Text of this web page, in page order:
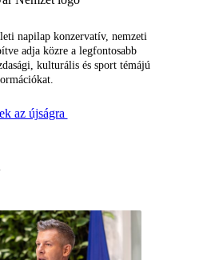
napilap konzervatív, nemzeti
adja közre a legfontosabb
kulturális és sport témájú
az újságra